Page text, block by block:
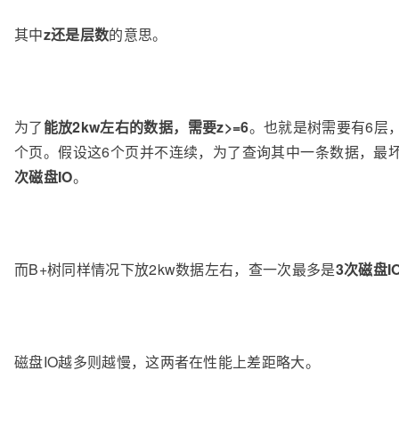
其中z还是层数的意思。
为了能放2kw左右的数据，需要z>=6。也就是树需要有6层
个页。假设这6个页并不连续，为了查询其中一条数据，最
次磁盘IO。
而B+树同样情况下放2kw数据左右，查一次最多是3次磁盘
磁盘IO越多则越慢，这两者在性能上差距略大。